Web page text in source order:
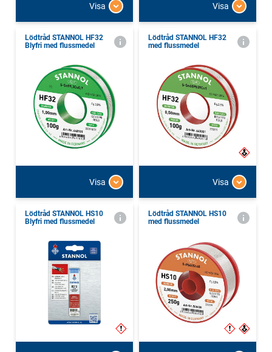
Visa Visa
Lödtråd STANNOL HF32
Blyfri med flussmedel
Visa
Lödtråd STANNOL HF32
med flussmedel
Visa
Lödtråd STANNOL HS10
Blyfri med flussmedel
Lödtråd STANNOL HS10
med flussmedel